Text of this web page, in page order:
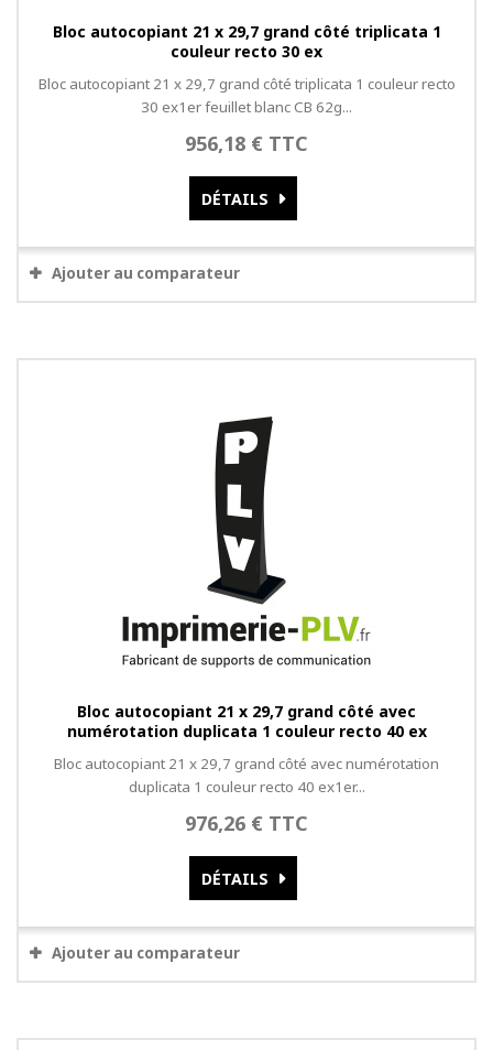
Bloc autocopiant 21 x 29,7 grand côté triplicata 1
couleur recto 30 ex
Bloc autocopiant 21 x 29,7 grand côté triplicata 1 couleur recto
30 ex1er feuillet blanc CB 62g...
956,18 € TTC
DÉTAILS
Ajouter au comparateur
Bloc autocopiant 21 x 29,7 grand côté avec
numérotation duplicata 1 couleur recto 40 ex
Bloc autocopiant 21 x 29,7 grand côté avec numérotation
duplicata 1 couleur recto 40 ex1er...
976,26 € TTC
DÉTAILS
Ajouter au comparateur